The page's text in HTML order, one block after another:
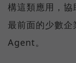
構這類應用，
最前面的少數
Agent。